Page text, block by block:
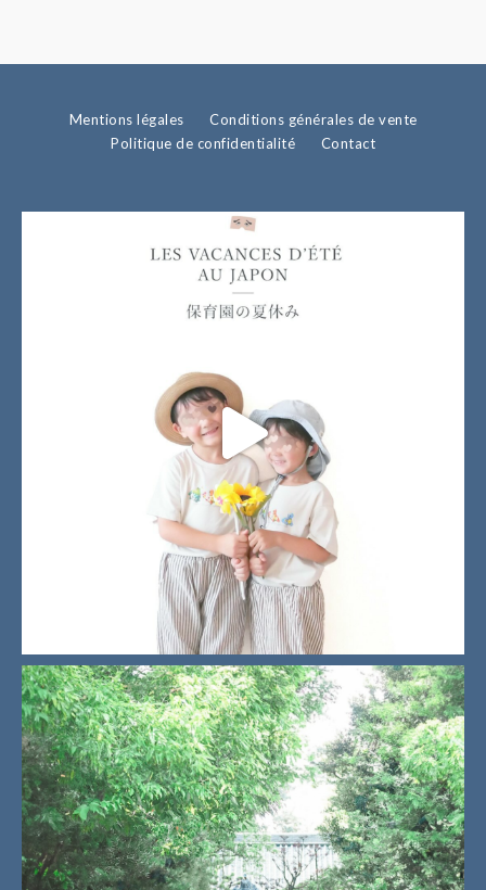
Mentions légales
Conditions générales de vente
Politique de confidentialité
Contact